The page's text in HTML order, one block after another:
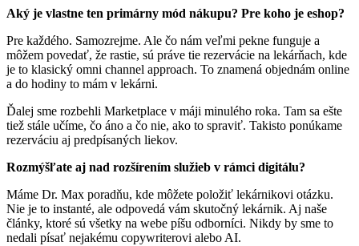
Aký je vlastne ten primárny mód nákupu? Pre koho je eshop?
Pre každého. Samozrejme. Ale čo nám veľmi pekne funguje a
môžem povedať, že rastie, sú práve tie rezervácie na lekárňach, kde
je to klasický omni channel approach. To znamená objednám online
a do hodiny to mám v lekárni.
Ďalej sme rozbehli Marketplace v máji minulého roka. Tam sa ešte
tiež stále učíme, čo áno a čo nie, ako to spraviť. Takisto ponúkame
rezerváciu aj predpísaných liekov.
Rozmýšľate aj nad rozšírením služieb v rámci digitálu?
Máme Dr. Max poradňu, kde môžete položiť lekárnikovi otázku.
Nie je to instanté, ale odpovedá vám skutočný lekárnik. Aj naše
články, ktoré sú všetky na webe píšu odborníci. Nikdy by sme to
nedali písať nejakému copywriterovi alebo AI.